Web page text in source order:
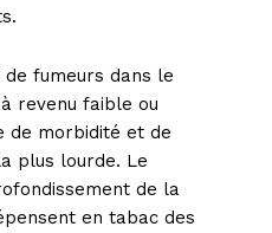
de fumeurs dans le
revenu faible ou
de morbidité et de
plus lourde. Le
de la
en tabac des